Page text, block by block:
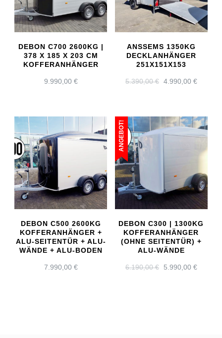
DEBON C700 2600KG |
378 X 185 X 203 CM
KOFFERANHÄNGER
9.990,00 €
ANSSEMS 1350KG
DECKLANHÄNGER
251X151X153
5.390,00€ 4.990,00 €
DEBON C500 2600KG
KOFFERANHÄNGER +
ALU-SEITENTÜR + ALU-
WÄNDE + ALU-BODEN
7.990,00 €
ANGEBOT!
DEBON C300 | 1300KG
KOFFERANHÄNGER
(OHNE SEITENTÜR) +
ALU-WÄNDE
6.190,00€ 5.990,00 €